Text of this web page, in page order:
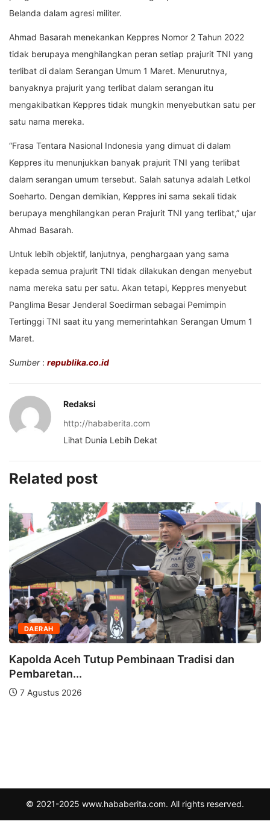
Belanda dalam agresi militer.
Ahmad Basarah menekankan Keppres Nomor 2 Tahun 2022
tidak berupaya menghilangkan peran setiap prajurit TNI yang
terlibat di dalam Serangan Umum 1 Maret. Menurutnya,
banyaknya prajurit yang terlibat dalam serangan itu
mengakibatkan Keppres tidak mungkin menyebutkan satu per
satu nama mereka.
“Frasa Tentara Nasional Indonesia yang dimuat di dalam
Keppres itu menunjukkan banyak prajurit TNI yang terlibat
dalam serangan umum tersebut. Salah satunya adalah Letkol
Soeharto. Dengan demikian, Keppres ini sama sekali tidak
berupaya menghilangkan peran Prajurit TNI yang terlibat,” ujar
Ahmad Basarah.
Untuk lebih objektif, lanjutnya, penghargaan yang sama
kepada semua prajurit TNI tidak dilakukan dengan menyebut
nama mereka satu per satu. Akan tetapi, Keppres menyebut
Panglima Besar Jenderal Soedirman sebagai Pemimpin
Tertinggi TNI saat itu yang memerintahkan Serangan Umum 1
Maret.
Sumber: republika.co.id
Redaksi
http://hababerita.com
Lihat Dunia Lebih Dekat
Related post
DAERAH
Kapolda Aceh Tutup Pembinaan Tradisi dan
Pembaretan...
7 Agustus 2026
© 2021-2025 www.hababerita.com. All rights reserved.